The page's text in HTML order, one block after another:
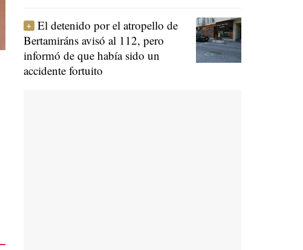
El detenido por el atropello de
Bertamiráns avisó al 112, pero
informó de que había sido un
accidente fortuito